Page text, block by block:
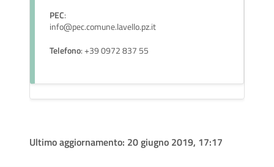
PEC:
info@pec.comune.lavello.pz.it
Telefono: +39 0972 837 55
Ultimo aggiornamento: 20 giugno 2019, 17:17